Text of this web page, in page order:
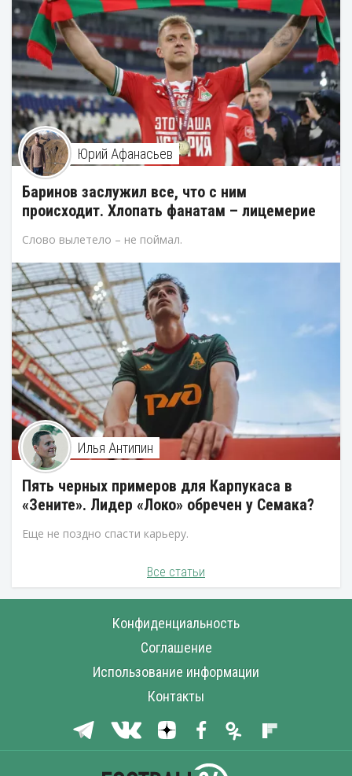
Юрий Афанасьев
Баринов заслужил все, что с ним
происходит. Хлопать фанатам – лицемерие
Слово вылетело – не поймал.
Илья Антипин
Пять черных примеров для Карпукаса в
«Зените». Лидер «Локо» обречен у Семака?
Еще не поздно спасти карьеру.
Все статьи
Конфиденциальность
Соглашение
Использование информации
Контакты